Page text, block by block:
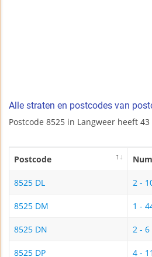
Alle straten en postcodes van
Postcode 8525 in Langweer heeft
Postcode
8525 DL 2 -
8525 DM 1 -
8525 DN 2 - 6
8525 DP 4 - 11